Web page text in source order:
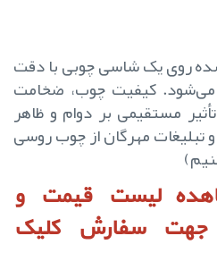
روی یک شاسی چوبی با دقت
کیفیت چوب، ضخامت
مستقیمی بر دوام و ظاهر
و تبلیغات مهرگان از چوب روسی
لیست قیمت و
جهت سفارش کلیک